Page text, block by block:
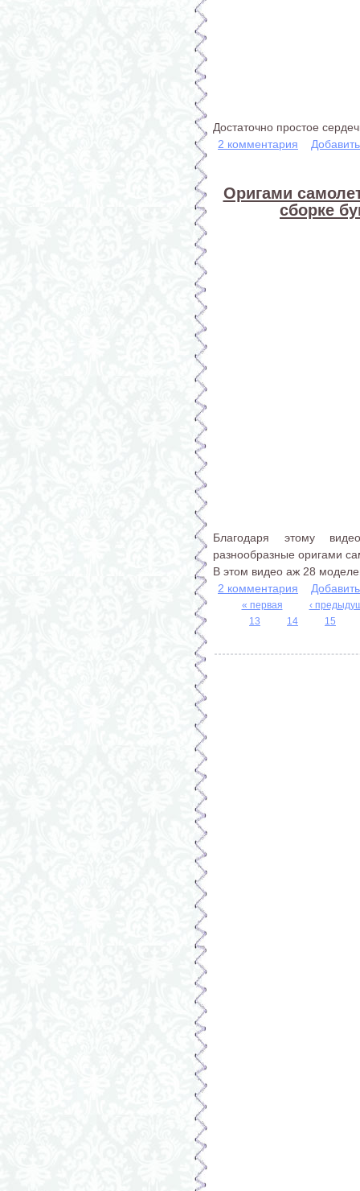
Достаточно простое
2 комментария
Оригами
сборке
Благодаря этому
разнообразные оригами
В этом видео аж 28
2 комментария
Страницы
« первая
‹
13
14 15